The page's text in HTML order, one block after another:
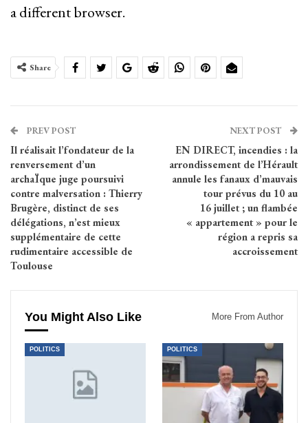
a different browser.
Share
PREV POST
Il réalisait l’fondateur de la
renversement d’un
archaÏque juge poursuivi
contre malversation : Thierry
Brugère, distinct de ses
délégations, n’est mieux
supplémentaire de cette
rudimentaire accessible de
Toulouse
NEXT POST
EN DIRECT, incendies : la
arrondissement de l’Hérault
annule les fanaux d’mauvais
tour prévus du 10 au
16 juillet ; un flambée
« appartement » pour le
région a repris sa
accroissement
You Might Also Like More From Author
POLITICS POLITICS